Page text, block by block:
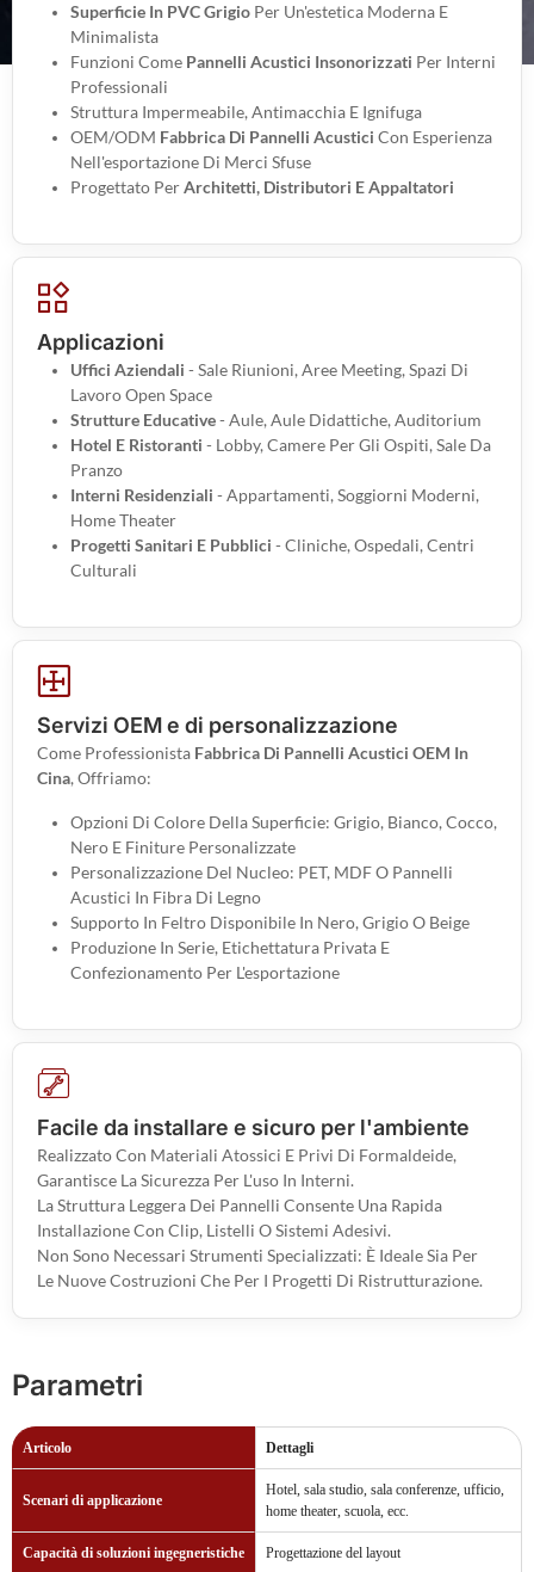
Superficie In PVC Grigio Per Un'estetica Moderna E
Minimalista
Funzioni Come Pannelli Acustici Insonorizzati Per Interni
Professionali
Struttura Impermeabile, Antimacchia E Ignifuga
OEM/ODM Fabbrica Di Pannelli Acustici Con Esperienza
Nell'esportazione Di Merci Sfuse
Progettato PerArchitetti, Distributori E Appaltatori
Applicazioni
Uffici Aziendali - Sale Riunioni, Aree Meeting, Spazi Di
Lavoro Open Space
Strutture Educative- Aule, Aule Didattiche, Auditorium
Hotel E Ristoranti - Lobby, Camere Per Gli Ospiti, Sale Da
Pranzo
Interni Residenziali - Appartamenti, Soggiorni Moderni,
Home Theater
Progetti Sanitari E Pubblici - Cliniche, Ospedali, Centri
Culturali
Servizi OEM e di personalizzazione
Come Professionista Fabbrica Di Pannelli Acustici OEM In
Cina, Offriamo:
Opzioni Di Colore Della Superficie: Grigio, Bianco, Cocco,
Nero E Finiture Personalizzate
Personalizzazione Del Nucleo: PET, MDF O Pannelli
Acustici In Fibra Di Legno
Supporto In Feltro Disponibile In Nero, Grigio O Beige
Produzione In Serie, Etichettatura Privata E
Confezionamento Per L'esportazione
Facile da installare e sicuro per l'ambiente
Realizzato Con Materiali Atossici E Privi Di Formaldeide,
Garantisce La Sicurezza Per L'uso In Interni.
La Struttura Leggera Dei Pannelli Consente Una Rapida
Installazione Con Clip, Listelli O Sistemi Adesivi.
Non Sono Necessari Strumenti Specializzati: È Ideale Sia Per
Le Nuove Costruzioni Che Per I Progetti Di Ristrutturazione.
Parametri
Articolo Dettagli
Scenari di applicazione
Hotel, sala studio, sala conferenze, ufficio,
home theater, scuola, ecc.
Capacità di soluzioni ingegneristiche Progettazione del layout